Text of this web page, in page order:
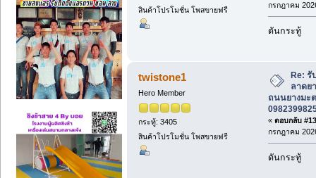
สินค้าโปรโมชั่น โพสขายฟรี
กรกฎาคม
ดันกระทู้
twistone1
Hero Member
กระทู้: 3405
สินค้าโปรโมชั่น โพสขายฟรี
Re: รั
ลาดย
ถนนยางมะ
« ตอบกลับ
กรกฎาคม
ดันกระทู้